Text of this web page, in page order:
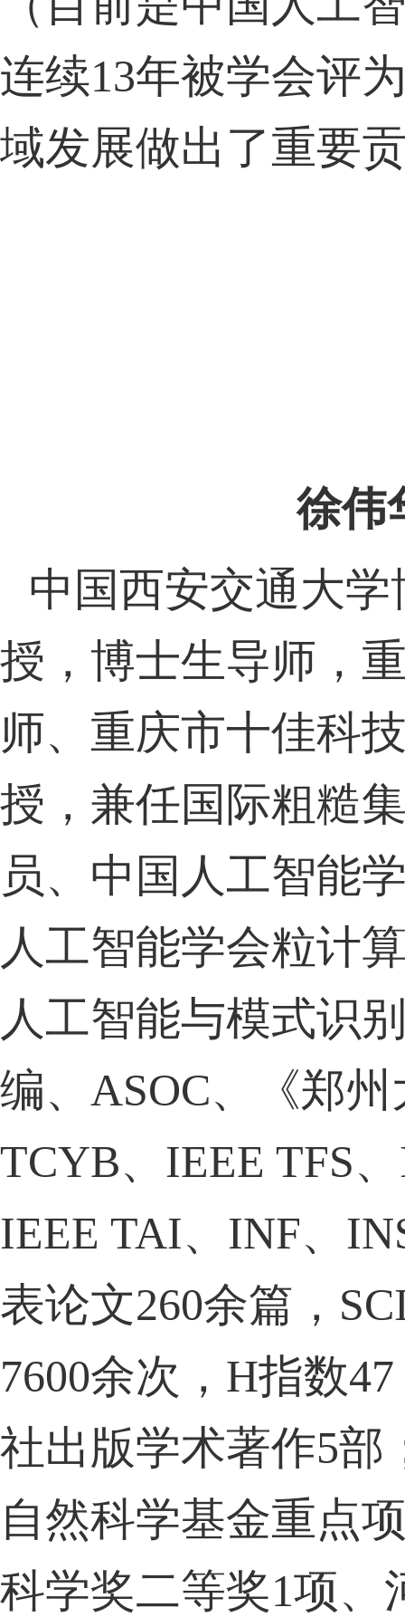
连续13年被学会评
域发展做出了重要
徐伟
中国西安交通大
授，博士生导师，
师、重庆市十佳科
授，兼任国际粗糙
员、中国人工智能
人工智能学会粒计
人工智能与模式识
编、 ASOC、《郑
TCYB、 IEEE TFS、
IEEE TAI、 INF、
表论文260余篇，
7600余次， H指数47
社出版学术著作5部
自然科学基金重点
科学奖二等奖1项、